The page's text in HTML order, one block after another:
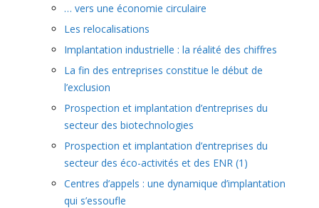
… vers une économie circulaire
Les relocalisations
Implantation industrielle : la réalité des chiffres
La fin des entreprises constitue le début de
l’exclusion
Prospection et implantation d’entreprises du
secteur des biotechnologies
Prospection et implantation d’entreprises du
secteur des éco-activités et des ENR (1)
Centres d’appels : une dynamique d’implantation
qui s’essoufle